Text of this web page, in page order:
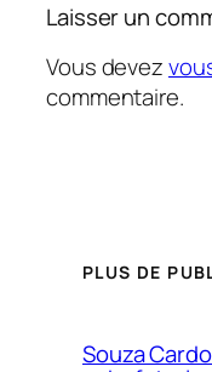
Laisser un
Vous devez
commentaire.
PLUS DE
Souza